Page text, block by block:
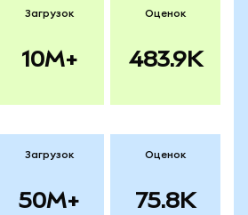
Загрузок
10M+
Оценок
483.9K
Загрузок
50M+
Оценок
75.8K